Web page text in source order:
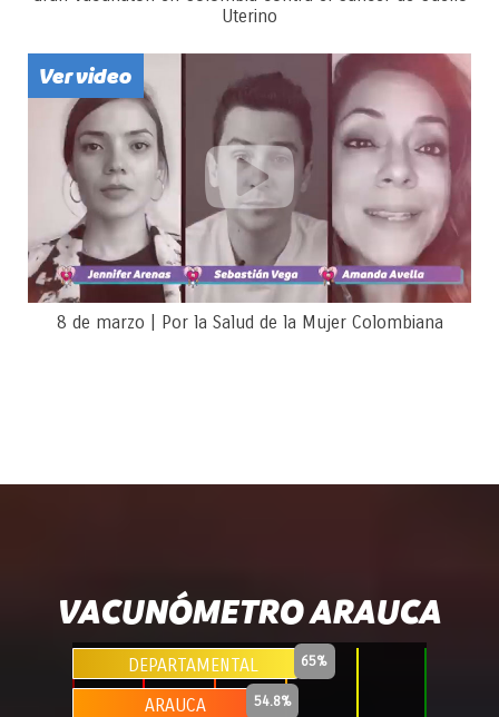
Uterino
Ver video
8 de marzo | Por la Salud de la Mujer Colombiana
VACUNÓMETRO ARAUCA
DEPARTAMENTAL 65%
ARAUCA 54.8%